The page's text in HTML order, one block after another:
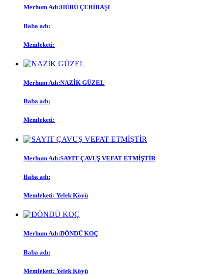
Merhum Adı:HÜRÜ ÇERİBAŞI
Baba adı:
Memleketi:
Merhum Adı:NAZİK GÜZEL
Baba adı:
Memleketi:
Merhum Adı:SAYIT ÇAVUŞ VEFAT ETMİŞTİR
Baba adı:
Memleketi: Yelek Köyü
Merhum Adı:DÖNDÜ KOÇ
Baba adı:
Memleketi: Yelek Köyü